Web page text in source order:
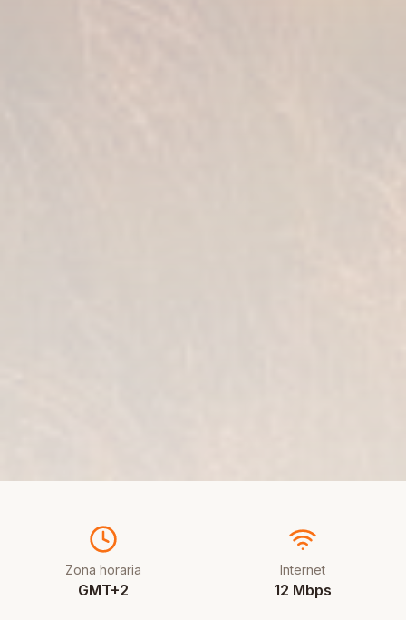
Zona horaria
GMT+2
Internet
12 Mbps